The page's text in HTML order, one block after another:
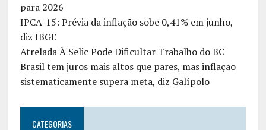
para 2026
IPCA-15: Prévia da inflação sobe 0,41% em junho,
diz IBGE
Atrelada À Selic Pode Dificultar Trabalho do BC
Brasil tem juros mais altos que pares, mas inflação
sistematicamente supera meta, diz Galípolo
CATEGORIAS